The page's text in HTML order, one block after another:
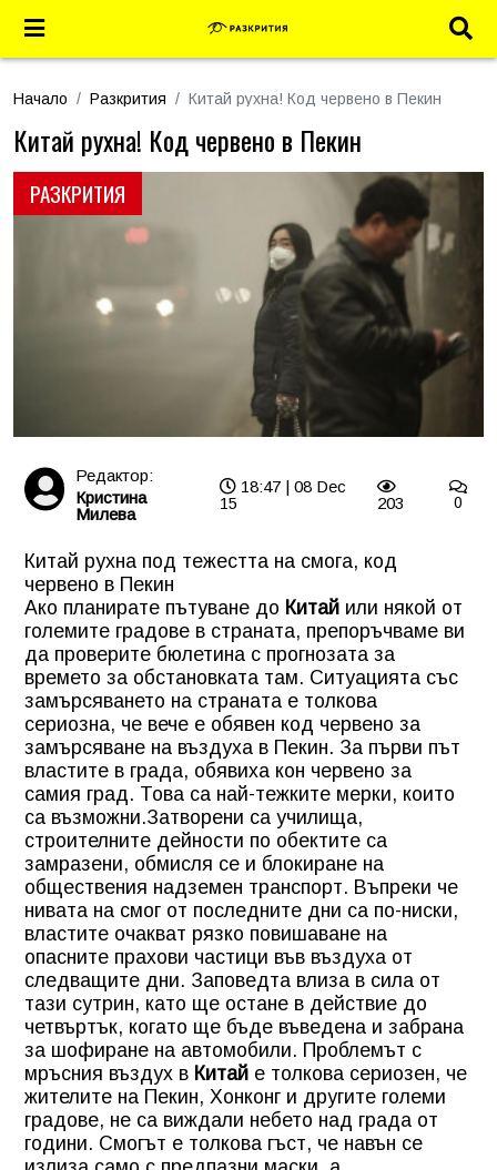
Начало Разкрития Китай рухна! Код червено в Пекин
РАЗКРИТИЯ
Китай рухна! Код червено в Пекин
Редактор:
Кристина
Милева
18:47 | 08 Dec
15
203 0
Китай рухна под тежестта на смога, код
червено в Пекин
Ако планирате пътуване до Китай или някой от
големите градове в страната, препоръчваме ви
да проверите бюлетина с прогнозата за
времето за обстановката там. Ситуацията със
замърсяването на страната е толкова
сериозна, че вече е обявен код червено за
замърсяване на въздуха в Пекин. За първи път
властите в града, обявиха кон червено за
самия град. Това са най-тежките мерки, които
са възможни.Затворени са училища,
строителните дейности по обектите са
замразени, обмисля се и блокиране на
обществения надземен транспорт. Въпреки че
нивата на смог от последните дни са по-ниски,
властите очакват рязко повишаване на
опасните прахови частици във въздуха от
следващите дни. Заповедта влиза в сила от
тази сутрин, като ще остане в действие до
четвъртък, когато ще бъде въведена и забрана
за шофиране на автомобили. Проблемът с
мръсния въздух в Китай е толкова сериозен, че
жителите на Пекин, Хонконг и другите големи
градове, не са виждали небето над града от
години. Смогът е толкова гъст, че навън се